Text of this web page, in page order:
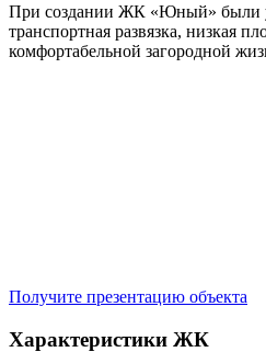
При создании ЖК «Юный» были
транспортная развязка, низкая
комфортабельной загородной
Получите презентацию объекта
Характеристики ЖК